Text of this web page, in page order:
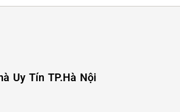
Uy Tín TP.Hà Nội